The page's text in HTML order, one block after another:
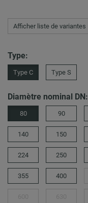
Afficher liste de variantes
Type:
Type C Type S
Diamètre nominal DN:
80 90
140 150
224 250
355 400